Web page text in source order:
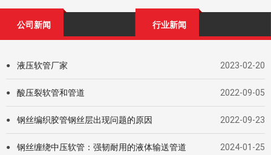
公司新闻 行业新闻
● 液压软管厂家 2023-02-20
● 酸压裂软管和管道 2022-09-05
● 钢丝编织胶管钢丝层出现问题的原因 2022-09-23
● 钢丝缠绕中压软管：强韧耐用的液体输送管道 2024-01-25